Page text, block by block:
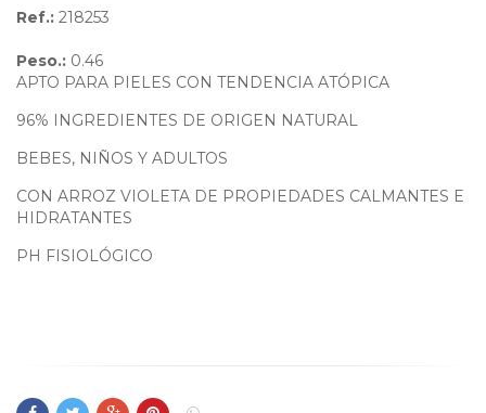
Ref.: 218253
Peso.: 0.46
APTO PARA PIELES CON TENDENCIA ATÓPICA
96% INGREDIENTES DE ORIGEN NATURAL
BEBES, NIÑOS Y ADULTOS
CON ARROZ VIOLETA DE PROPIEDADES CALMANTES E
HIDRATANTES
PH FISIOLÓGICO